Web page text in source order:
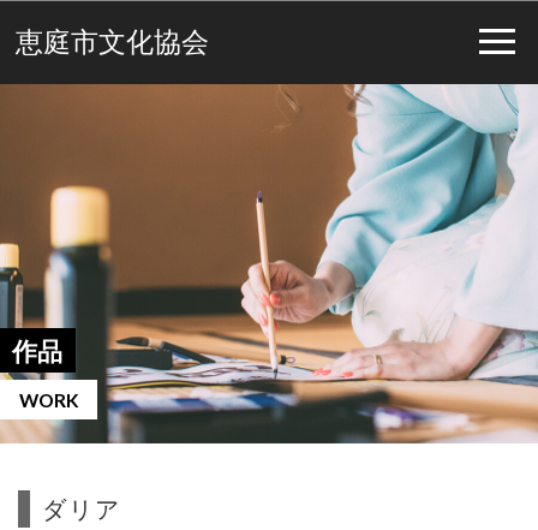
恵庭市文化協会
作品
WORK
ダリア